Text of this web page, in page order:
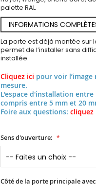
palette RAL
INFORMATIONS
La porte est déjà montée
permet de l’installer sans
installée.
Cliquez ici pour voir
mesure.
L'espace d'installation
compris entre 5 mm et 20
Foire aux questions:
Sens d'ouverture:
Côté de la porte principale